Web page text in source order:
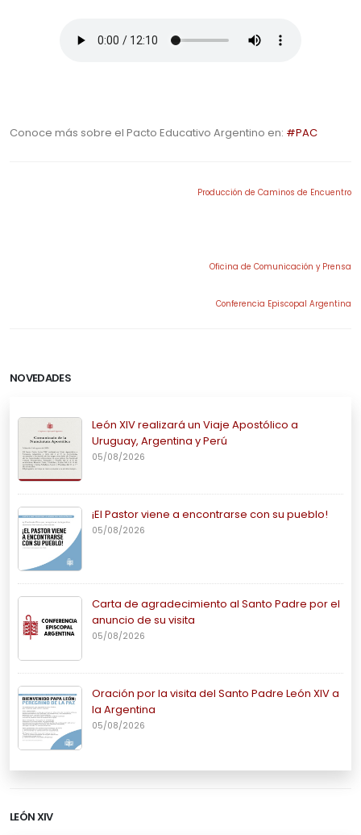
NOVEDADES
León XIV realizará un Viaje Apostólico a
Uruguay, Argentina y Perú
05/08/2026
¡El Pastor viene a encontrarse con su pueblo!
05/08/2026
Carta de agradecimiento al Santo Padre por el
anuncio de su visita
05/08/2026
Oración por la visita del Santo Padre León XIV a
la Argentina
05/08/2026
LEÓN XIV
Conoce más sobre el Pacto Educativo Argentino en: #PAC
Producción de Caminos de Encuentro
Oficina de Comunicación y Prensa
Conferencia Episcopal Argentina